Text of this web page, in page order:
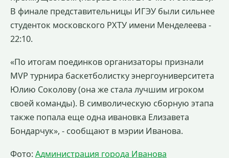
В финале представительницы ИГЭУ были сильнее
студенток московского РХТУ имени Менделеева -
22:10.
«По итогам поединков организаторы признали
MVP турнира баскетболистку энергоуниверситета
Юлию Соколову (она же стала лучшим игроком
своей команды). В символическую сборную этапа
также попала еще одна ивановка Елизавета
Бондарчук», - сообщают в мэрии Иванова.
Фото: Администрация города Иванова